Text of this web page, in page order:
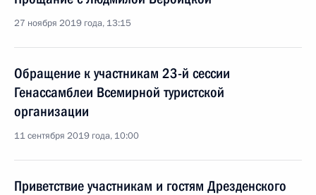
27 ноября 2019 года, 13:15
Обращение к участникам 23-й сессии
Генассамблеи Всемирной туристской
организации
11 сентября 2019 года, 10:00
Приветствие участникам и гостям Дрезденского